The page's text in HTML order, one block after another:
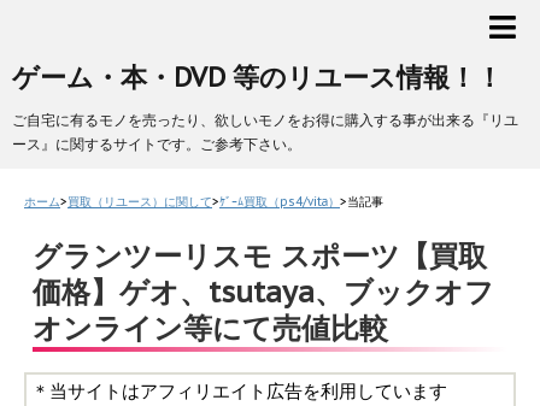
ゲーム・本・DVD 等のリユース情報！！
ご自宅に有るモノを売ったり、欲しいモノをお得に購入する事が出来る『リユ
ース』に関するサイトです。ご参考下さい。
ホーム>買取（リユース）に関して>ｹﾞｰﾑ買取（ps4/vita） >当記事
グランツーリスモ スポーツ【買取
価格】ゲオ、tsutaya、ブックオフ
オンライン等にて売値比較
＊当サイトはアフィリエイト広告を利用しています